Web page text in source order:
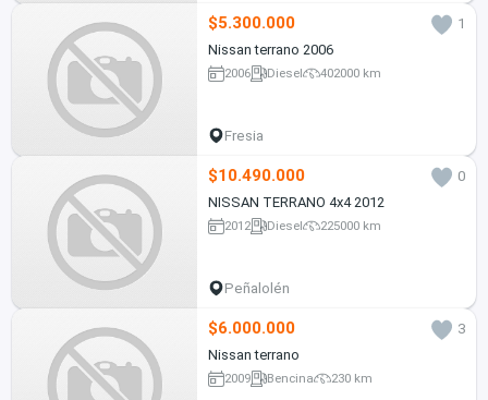
$5.300.000
1
Nissan terrano 2006
2006 Diesel 402000 km
Fresia
$10.490.000
0
NISSAN TERRANO 4x4 2012
2012 Diesel 225000 km
Peñalolén
$6.000.000
3
Nissan terrano
2009 Bencina 230 km